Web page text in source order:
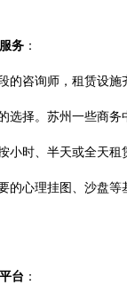
务 ：
的咨询师，租赁设施
选择。苏州一些商务
小时、半天或全天租
的心理挂图、沙盘等
台 ：